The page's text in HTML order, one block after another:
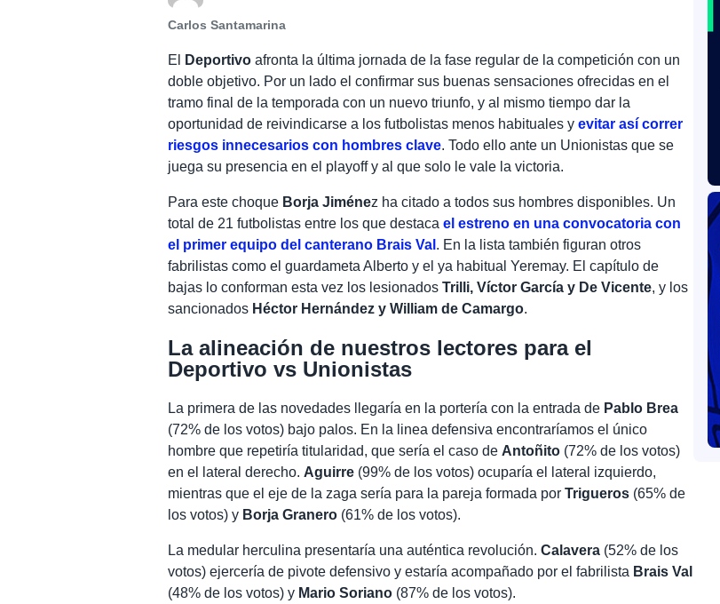
Carlos Santamarina
El Deportivo afronta la última jornada de la fase regular de la competición con un
doble objetivo. Por un lado el confirmar sus buenas sensaciones ofrecidas en el
tramo final de la temporada con un nuevo triunfo, y al mismo tiempo dar la
oportunidad de reivindicarse a los futbolistas menos habituales yevitar así correr
riesgos innecesarios con hombres clave. Todo ello ante un Unionistas que se
juega su presencia en el playoff y al que solo le vale la victoria.
Para este choque Borja Jiménez ha citado a todos sus hombres disponibles. Un
total de 21 futbolistas entre los que destacael estreno en una convocatoria con
el primer equipo del canterano Brais Val . En la lista también figuran otros
fabrilistas como el guardameta Alberto y el ya habitual Yeremay. El capítulo de
bajas lo conforman esta vez los lesionadosTrilli, Víctor García y De Vicente, y los
sancionados Héctor Hernández y William de Camargo.
La alineación de nuestros lectores para el
Deportivo vs Unionistas
La primera de las novedades llegaría en la portería con la entrada de Pablo Brea
(72% de los votos) bajo palos. En la linea defensiva encontraríamos el único
hombre que repetiría titularidad, que sería el caso de Antoñito (72% de los votos)
en el lateral derecho. Aguirre (99% de los votos) ocuparía el lateral izquierdo,
mientras que el eje de la zaga sería para la pareja formada porTrigueros (65% de
los votos) y Borja Granero (61% de los votos).
La medular herculina presentaría una auténtica revolución.Calavera (52% de los
votos) ejercería de pivote defensivo y estaría acompañado por el fabrilista Brais Val
(48% de los votos) y Mario Soriano (87% de los votos).